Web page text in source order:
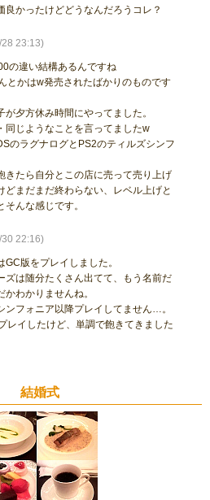
良かったけどどうなんだろうコレ？
23:13)
の違い結構あるんですね
とかはw発売されたばかりのものです
が夕方休み時間にやってました。
同じようなことを言ってましたw
のラグナログとPS2のティルズシンフ
きたら自分とこの店に売って売り上げ
どまだまだ終わらない、レベル上げと
そんな感じです。
22:16)
GC版をプレイしました。
ズは随分たくさん出てて、もう名前だ
かわかりませんね。
ンフォニア以降プレイしてません…。
レイしたけど、単調で飽きてきました
結婚式